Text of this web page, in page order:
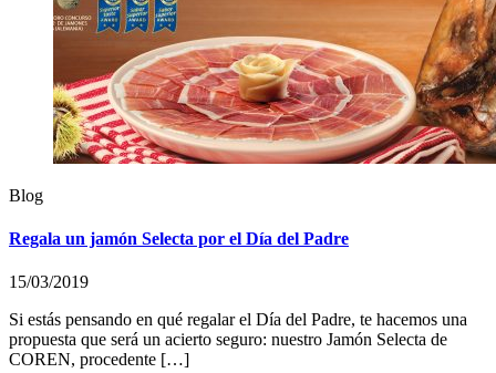
Blog
Regala un jamón Selecta por el Día del Padre
15/03/2019
Si estás pensando en qué regalar el Día del Padre, te hacemos una
propuesta que será un acierto seguro: nuestro Jamón Selecta de
COREN, procedente […]